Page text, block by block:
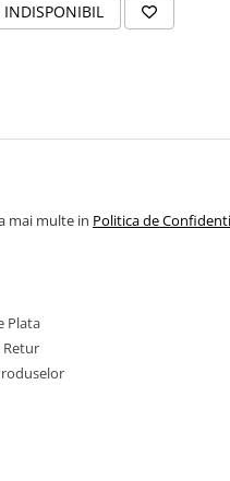
INDISPONIBIL
mai multe in Politica de
Plata
Retur